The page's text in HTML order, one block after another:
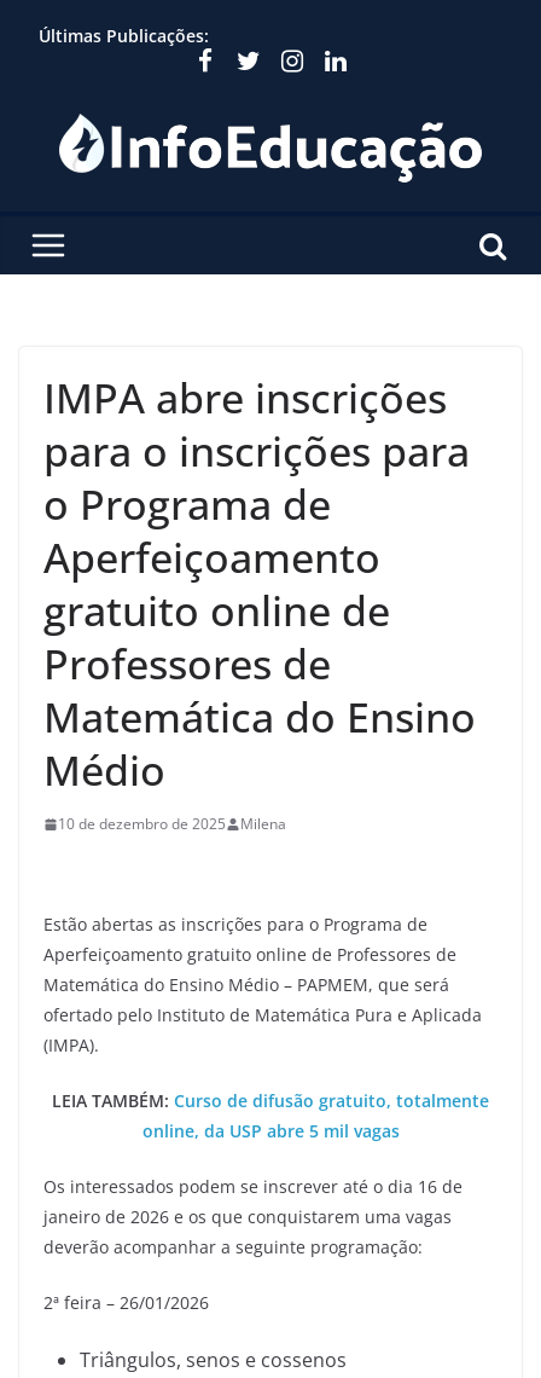
Últimas Publicações:
IMPA abre inscrições
para o inscrições para
o Programa de
Aperfeiçoamento
gratuito online de
Professores de
Matemática do Ensino
Médio
10 de dezembro de 2025 Milena
Estão abertas as inscrições para o Programa de
Aperfeiçoamento gratuito online de Professores de
Matemática do Ensino Médio – PAPMEM, que será
ofertado pelo Instituto de Matemática Pura e Aplicada
(IMPA).
LEIA TAMBÉM: Curso de difusão gratuito, totalmente
online, da USP abre 5 mil vagas
Os interessados podem se inscrever até o dia 16 de
janeiro de 2026 e os que conquistarem uma vagas
deverão acompanhar a seguinte programação:
2ª feira – 26/01/2026
Triângulos, senos e cossenos